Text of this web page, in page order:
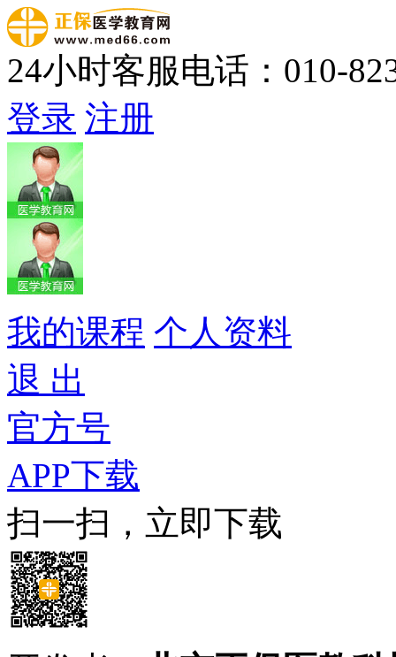
24小时客服电话：010-
登录 注册
我的课程 个人资料
退 出
官方号
APP下载
扫一扫，立即下载